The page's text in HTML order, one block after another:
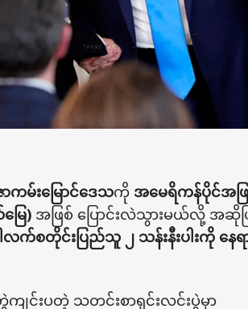
ာကမ်းမြောင်ဒေသကိုအမေရိကန်ပိုင်အဖ
ြေ) အဖြစ် ပြောင်းလဲသွားမယ်လို့ အဆိုပ
လက်စတိုင်းပြည်သူ ၂ သန်းနီးပါးကို နေရာ
ကျင်းပတဲ့ သတင်းစာရှင်းလင်းပွဲမှာ